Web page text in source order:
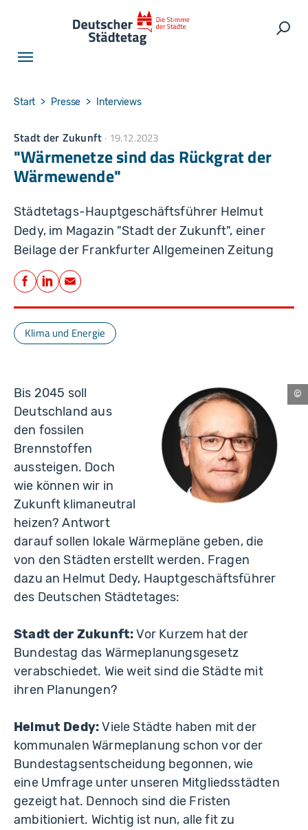
You are here:
Start Presse Interviews
Stadt der Zukunft 19.12.2023
"Wärmenetze sind das Rückgrat der
Wärmewende"
Städtetags-Hauptgeschäftsführer Helmut
Dedy, im Magazin "Stadt der Zukunft", einer
Beilage der Frankfurter Allgemeinen Zeitung
Teilen
Facebook
LinkedIn
E-Mail
Klima und Energie
Bis 2045 soll
Deutschland aus
den fossilen
Brennstoffen
aussteigen. Doch
wie können wir in
Zukunft klimaneutral
heizen? Antwort
darauf sollen lokale Wärmepläne geben, die
von den Städten erstellt werden. Fragen
dazu an Helmut Dedy, Hauptgeschäftsführer
des Deutschen Städtetages:
Stadt der Zukunft:Vor Kurzem hat der
Bundestag das Wärmeplanungsgesetz
verabschiedet. Wie weit sind die Städte mit
ihren Planungen?
Helmut Dedy:Viele Städte haben mit der
kommunalen Wärmeplanung schon vor der
Bundestagsentscheidung begonnen, wie
eine Umfrage unter unseren Mitgliedsstädten
gezeigt hat. Dennoch sind die Fristen
ambitioniert. Wichtig ist nun, alle fit zu